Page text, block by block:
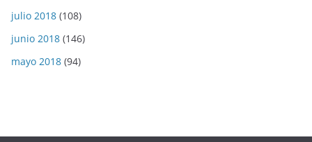
julio 2018 (108)
junio 2018 (146)
mayo 2018 (94)